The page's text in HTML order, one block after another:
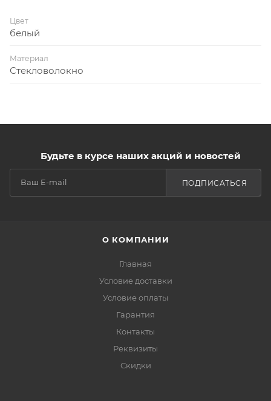
Цвет
белый
Материал
Стекловолокно
Будьте в курсе наших акций и новостей
ПОДПИСАТЬСЯ
О КОМПАНИИ
Главная
Условие доставки
Условие оплаты
Гарантия
Контакты
Реквизиты
Скидки